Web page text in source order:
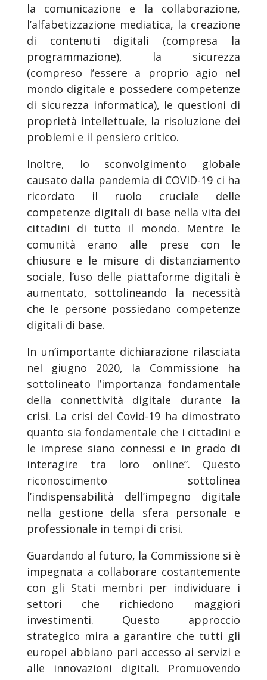
la comunicazione e la collaborazione,
l’alfabetizzazione mediatica, la creazione
di contenuti digitali (compresa la
programmazione), la sicurezza
(compreso l’essere a proprio agio nel
mondo digitale e possedere competenze
di sicurezza informatica), le questioni di
proprietà intellettuale, la risoluzione dei
problemi e il pensiero critico.
Inoltre, lo sconvolgimento globale
causato dalla pandemia di COVID-19 ci ha
ricordato il ruolo cruciale delle
competenze digitali di base nella vita dei
cittadini di tutto il mondo. Mentre le
comunità erano alle prese con le
chiusure e le misure di distanziamento
sociale, l’uso delle piattaforme digitali è
aumentato, sottolineando la necessità
che le persone possiedano competenze
digitali di base.
In un’importante dichiarazione rilasciata
nel giugno 2020, la Commissione ha
sottolineato l’importanza fondamentale
della connettività digitale durante la
crisi. La crisi del Covid-19 ha dimostrato
quanto sia fondamentale che i cittadini e
le imprese siano connessi e in grado di
interagire tra loro online”. Questo
riconoscimento sottolinea
l’indispensabilità dell’impegno digitale
nella gestione della sfera personale e
professionale in tempi di crisi.
Guardando al futuro, la Commissione si è
impegnata a collaborare costantemente
con gli Stati membri per individuare i
settori che richiedono maggiori
investimenti. Questo approccio
strategico mira a garantire che tutti gli
europei abbiano pari accesso ai servizi e
alle innovazioni digitali. Promuovendo